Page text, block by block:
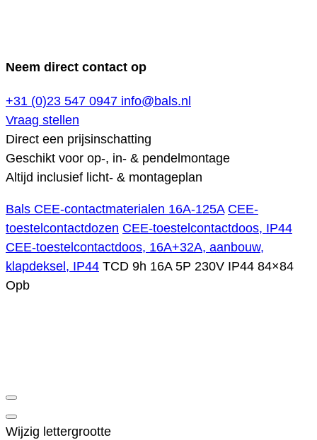
Neem direct contact op
+31 (0)23 547 0947 info@bals.nl
Vraag stellen
Direct een prijsinschatting
Geschikt voor op-, in- & pendelmontage
Altijd inclusief licht- & montageplan
Bals CEE-contactmaterialen 16A-125A CEE-
toestelcontactdozen CEE-toestelcontactdoos, IP44
CEE-toestelcontactdoos, 16A+32A, aanbouw,
klapdeksel, IP44 TCD 9h 16A 5P 230V IP44 84×84
Opb
Wijzig lettergrootte